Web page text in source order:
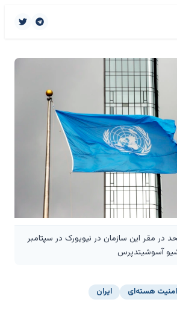
در مقر این سازمان در نیویورک در سپتامبر
امنیت هسته‌ای ایران